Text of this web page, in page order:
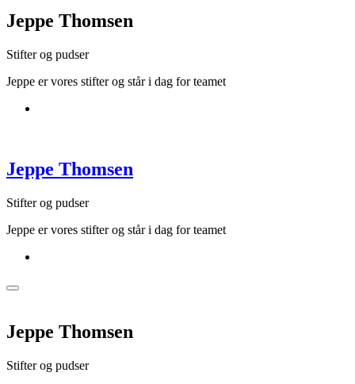
Jeppe Thomsen
Stifter og pudser
Jeppe er vores stifter og står i dag for teamet
Jeppe Thomsen
Stifter og pudser
Jeppe er vores stifter og står i dag for teamet
Jeppe Thomsen
Stifter og pudser